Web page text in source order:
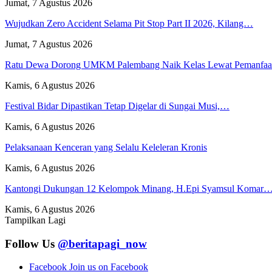
Jumat, 7 Agustus 2026
Wujudkan Zero Accident Selama Pit Stop Part II 2026, Kilang…
Jumat, 7 Agustus 2026
Ratu Dewa Dorong UMKM Palembang Naik Kelas Lewat
Kamis, 6 Agustus 2026
Festival Bidar Dipastikan Tetap Digelar di Sungai Musi,…
Kamis, 6 Agustus 2026
Pelaksanaan Kenceran yang Selalu Keleleran Kronis
Kamis, 6 Agustus 2026
Kantongi Dukungan 12 Kelompok Minang, H.Epi Syamsul Komar…
Kamis, 6 Agustus 2026
Tampilkan Lagi
Follow Us @beritapagi_now
Facebook Join us on Facebook